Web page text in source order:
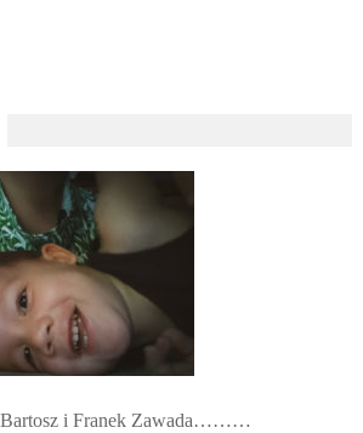
Bartosz i Franek Zawada………